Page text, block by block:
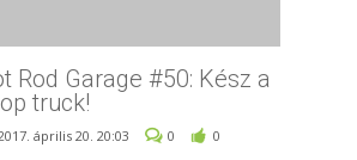
Rod Garage #50: Kész a
truck!
április 20. 20:03 0 0